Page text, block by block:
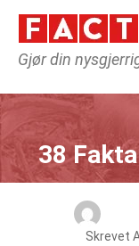
Gjør din
38
Skrevet